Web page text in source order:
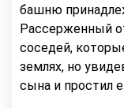
башню
Рассерженный
соседей,
землях, но
сына и простил